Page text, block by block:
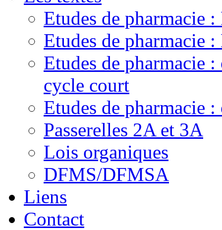
Etudes de pharmacie :
Etudes de pharmacie
Etudes de pharmacie
cycle court
Etudes de pharmacie
Passerelles 2A et 3A
Lois organiques
DFMS/DFMSA
Liens
Contact